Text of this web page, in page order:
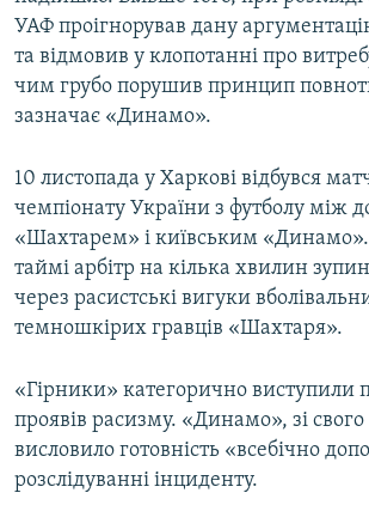
УАФ проігнорував дану
та відмовив у клопотанні про
чим грубо порушив принцип
зазначає «Динамо».
10 листопада у Харкові відбувся
чемпіонату України з футболу між
«Шахтарем» і київським
таймі арбітр на кілька хвилин
через расистські вигуки
темношкірих гравців «Шахтаря».
«Гірники» категорично виступили
проявів расизму. «Динамо», зі свого
висловило готовність «всебічно
розслідуванні інциденту.